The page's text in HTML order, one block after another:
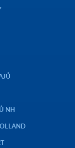
NH